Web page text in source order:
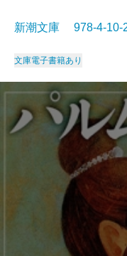
新潮文庫 978-4-
文庫電子書籍あり